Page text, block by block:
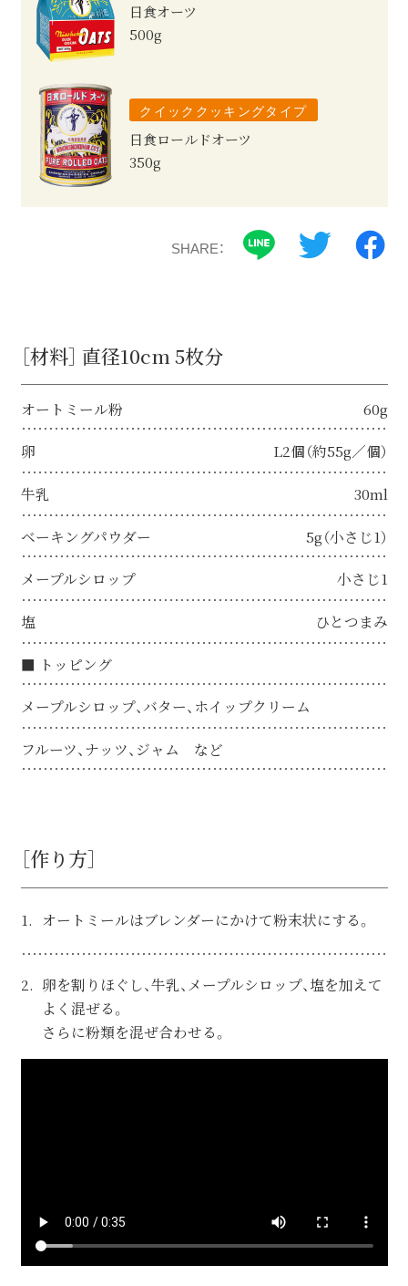
日食オーツ
500g
クイッククッキングタイプ
日食ロールドオーツ
350g
SHARE：
［材料］ 直径10cm 5枚分
オートミール粉 60g
卵 L2個（約55g／個）
牛乳 30ml
ベーキングパウダー 5g（小さじ1）
メープルシロップ 小さじ1
塩 ひとつまみ
■ トッピング
メープルシロップ、バター、ホイップクリーム
フルーツ、ナッツ、ジャム など
［作り方］
オートミールはブレンダーにかけて粉末状にする。
卵を割りほぐし、牛乳、メープルシロップ、塩を加えて
よく混ぜる。
さらに粉類を混ぜ合わせる。